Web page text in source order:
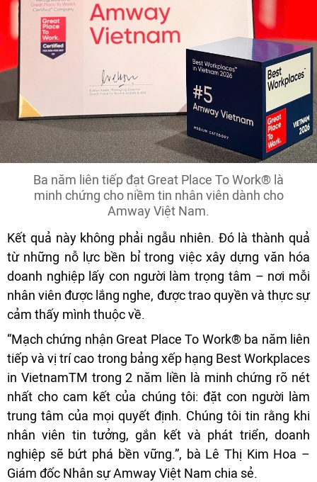
Ba năm liên tiếp đạt Great Place To Work® là
minh chứng cho niềm tin nhân viên dành cho
Amway Việt Nam.
Kết quả này không phải ngẫu nhiên. Đó là thành quả
từ những nỗ lực bền bỉ trong việc xây dựng văn hóa
doanh nghiệp lấy con người làm trọng tâm – nơi mỗi
nhân viên được lắng nghe, được trao quyền và thực sự
cảm thấy mình thuộc về.
“Mạch chứng nhận Great Place To Work® ba năm liên
tiếp và vị trí cao trong bảng xếp hạng Best Workplaces
in VietnamTM trong 2 năm liền là minh chứng rõ nét
nhất cho cam kết của chúng tôi: đặt con người làm
trung tâm của mọi quyết định. Chúng tôi tin rằng khi
nhân viên tin tưởng, gắn kết và phát triển, doanh
nghiệp sẽ bứt phá bền vững.”, bà Lê Thị Kim Hoa –
Giám đốc Nhân sự Amway Việt Nam chia sẻ.